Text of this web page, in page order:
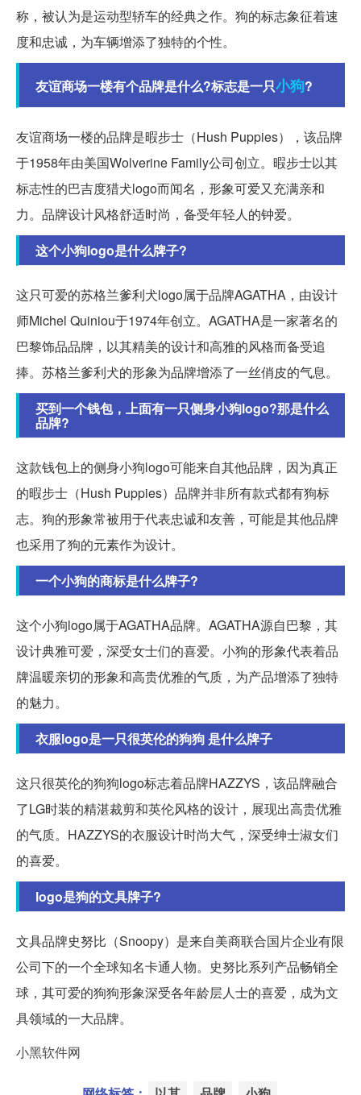
称，被认为是运动型轿车的经典之作。狗的标志象征着速
度和忠诚，为车辆增添了独特的个性。
友谊商场一楼有个品牌是什么?标志是一只小狗?
友谊商场一楼的品牌是暇步士（Hush Puppies），该品牌
于1958年由美国Wolverine Family公司创立。暇步士以其
标志性的巴吉度猎犬logo而闻名，形象可爱又充满亲和
力。品牌设计风格舒适时尚，备受年轻人的钟爱。
这个小狗logo是什么牌子?
这只可爱的苏格兰爹利犬logo属于品牌AGATHA，由设计
师Michel Quiniou于1974年创立。AGATHA是一家著名的
巴黎饰品品牌，以其精美的设计和高雅的风格而备受追
捧。苏格兰爹利犬的形象为品牌增添了一丝俏皮的气息。
买到一个钱包，上面有一只侧身小狗logo?那是什么
品牌?
这款钱包上的侧身小狗logo可能来自其他品牌，因为真正
的暇步士（Hush Puppies）品牌并非所有款式都有狗标
志。狗的形象常被用于代表忠诚和友善，可能是其他品牌
也采用了狗的元素作为设计。
一个小狗的商标是什么牌子?
这个小狗logo属于AGATHA品牌。AGATHA源自巴黎，其
设计典雅可爱，深受女士们的喜爱。小狗的形象代表着品
牌温暖亲切的形象和高贵优雅的气质，为产品增添了独特
的魅力。
衣服logo是一只很英伦的狗狗 是什么牌子
这只很英伦的狗狗logo标志着品牌HAZZYS，该品牌融合
了LG时装的精湛裁剪和英伦风格的设计，展现出高贵优雅
的气质。HAZZYS的衣服设计时尚大气，深受绅士淑女们
的喜爱。
logo是狗的文具牌子?
文具品牌史努比（Snoopy）是来自美商联合国片企业有限
公司下的一个全球知名卡通人物。史努比系列产品畅销全
球，其可爱的狗狗形象深受各年龄层人士的喜爱，成为文
具领域的一大品牌。
小黑软件网